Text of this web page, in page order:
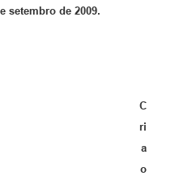
setembro de 2009.
C
ri
a
o